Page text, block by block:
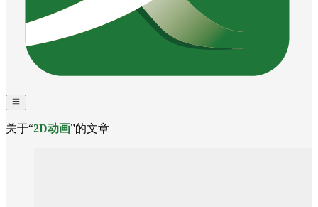
关于“2D动画”的文章